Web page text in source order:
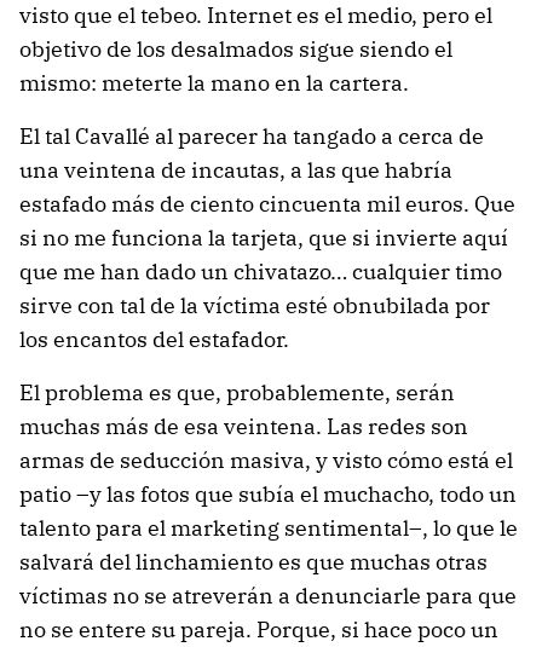
visto que el tebeo. Internet es el medio, pero el
objetivo de los desalmados sigue siendo el
mismo: meterte la mano en la cartera.
El tal Cavallé al parecer ha tangado a cerca de
una veintena de incautas, a las que habría
estafado más de ciento cincuenta mil euros. Que
si no me funciona la tarjeta, que si invierte aquí
que me han dado un chivatazo… cualquier timo
sirve con tal de la víctima esté obnubilada por
los encantos del estafador.
El problema es que, probablemente, serán
muchas más de esa veintena. Las redes son
armas de seducción masiva, y visto cómo está el
patio –y las fotos que subía el muchacho, todo un
talento para el marketing sentimental–, lo que le
salvará del linchamiento es que muchas otras
víctimas no se atreverán a denunciarle para que
no se entere su pareja. Porque, si hace poco un